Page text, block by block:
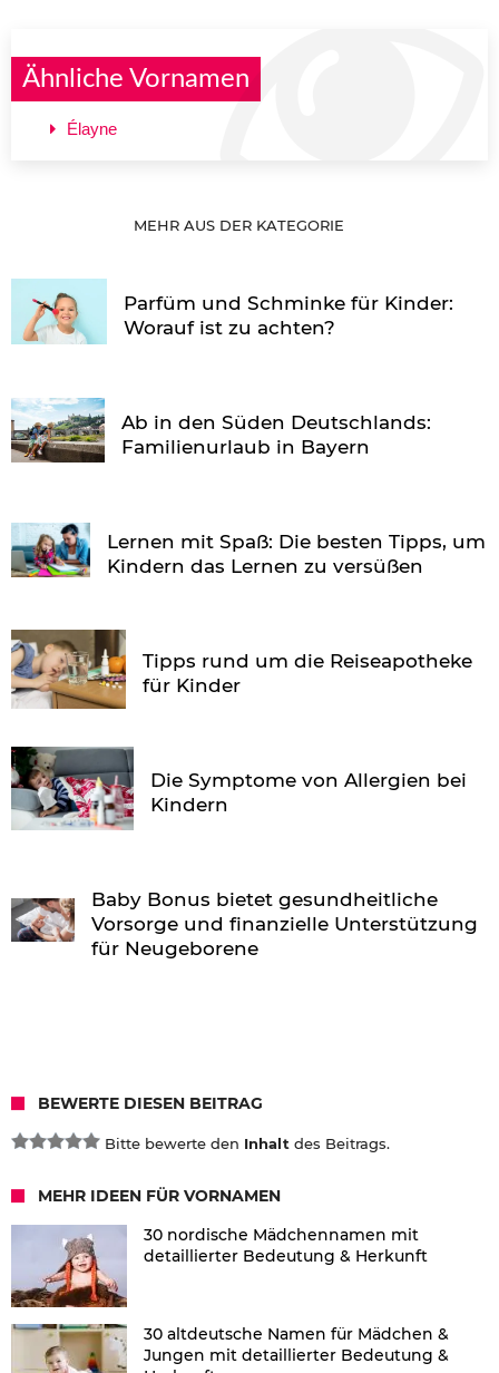
Ähnliche Vornamen
Élayne
MEHR AUS DER KATEGORIE
Parfüm und Schminke für Kinder:
Worauf ist zu achten?
Ab in den Süden Deutschlands:
Familienurlaub in Bayern
Lernen mit Spaß: Die besten Tipps, um
Kindern das Lernen zu versüßen
Tipps rund um die Reiseapotheke
für Kinder
Die Symptome von Allergien bei
Kindern
Baby Bonus bietet gesundheitliche
Vorsorge und finanzielle Unterstützung
für Neugeborene
BEWERTE DIESEN BEITRAG
Bitte bewerte den Inhalt des Beitrags.
MEHR IDEEN FÜR VORNAMEN
30 nordische Mädchennamen mit
detaillierter Bedeutung & Herkunft
30 altdeutsche Namen für Mädchen &
Jungen mit detaillierter Bedeutung &